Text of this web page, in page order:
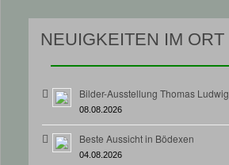
NEUIGKEITEN IM ORT
Bilder-Ausstellung Thomas Ludwig
08.08.2026
Beste Aussicht in Bödexen
04.08.2026